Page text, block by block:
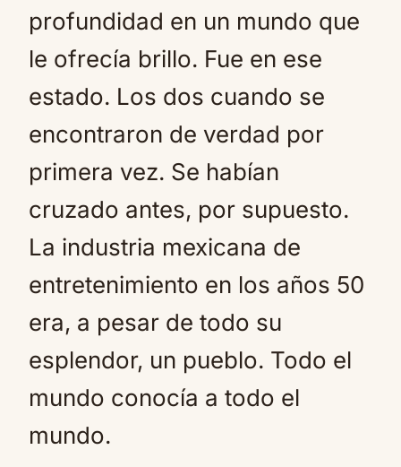
profundidad en un mundo que
le ofrecía brillo. Fue en ese
estado. Los dos cuando se
encontraron de verdad por
primera vez. Se habían
cruzado antes, por supuesto.
La industria mexicana de
entretenimiento en los años 50
era, a pesar de todo su
esplendor, un pueblo. Todo el
mundo conocía a todo el
mundo.